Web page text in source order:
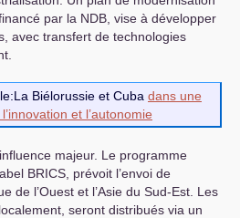
par la NDB , vise à développer
avec transfert de technologies
Biélorussie et Cuba dans une
et l’autonomie
majeur. Le programme
BRICS , prévoit l’envoi de
de l’Ouest et l’Asie du Sud-Est. Les
seront distribués via un